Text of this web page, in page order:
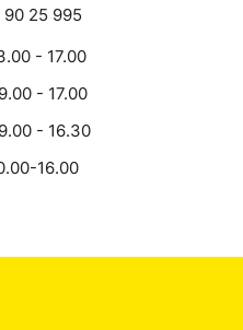
90 25 995
- 17.00
- 17.00
- 16.30
16.00